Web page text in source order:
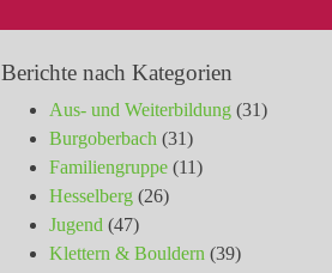
Berichte nach Kategorien
Aus- und Weiterbildung(31)
Burgoberbach (31)
Familiengruppe(11)
Hesselberg(26)
Jugend (47)
Klettern & Bouldern (39)